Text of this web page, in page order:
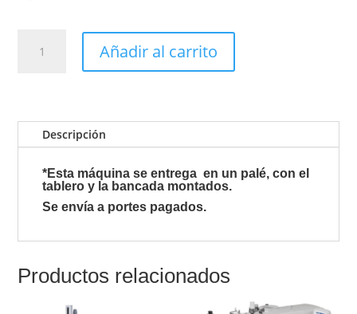
1790SS
cantidad
Añadir al carrito
Descripción
*Esta máquina se entrega en un palé, con el
tablero y la bancada montados.
Se envía a portes pagados.
Productos relacionados